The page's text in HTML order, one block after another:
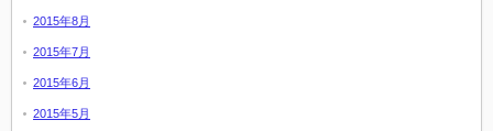
2015年8月
2015年7月
2015年6月
2015年5月